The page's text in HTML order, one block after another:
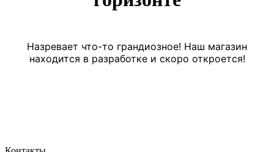
Назревает что-то грандиозное! Наш магазин
находится в разработке и скоро откроется!